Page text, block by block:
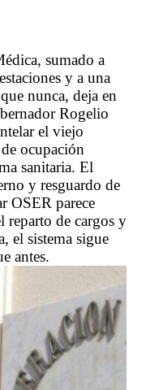
sumado a
y a una
nunca, deja en
Rogelio
el viejo
ocupación
sanitaria. El
y resguardo de
OSER parece
reparto de cargos y
el sistema sigue
antes.